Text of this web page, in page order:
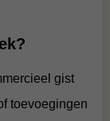
gist
toevoegingen